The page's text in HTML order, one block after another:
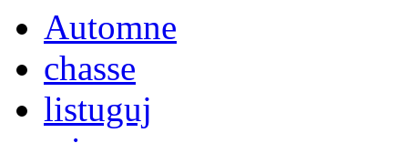
Automne
chasse
listuguj